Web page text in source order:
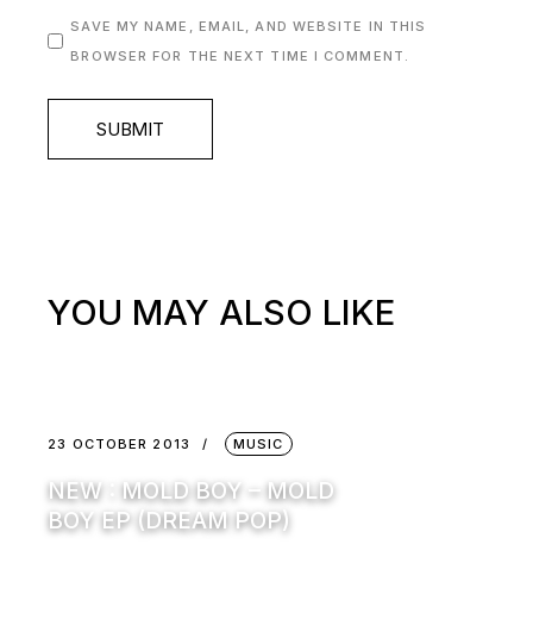
SAVE MY NAME, EMAIL, AND WEBSITE IN THIS
BROWSER FOR THE NEXT TIME I COMMENT.
SUBMIT
YOU MAY ALSO LIKE
23 OCTOBER 2013 MUSIC
NEW : MOLD BOY – MOLD
BOY EP (DREAM POP)